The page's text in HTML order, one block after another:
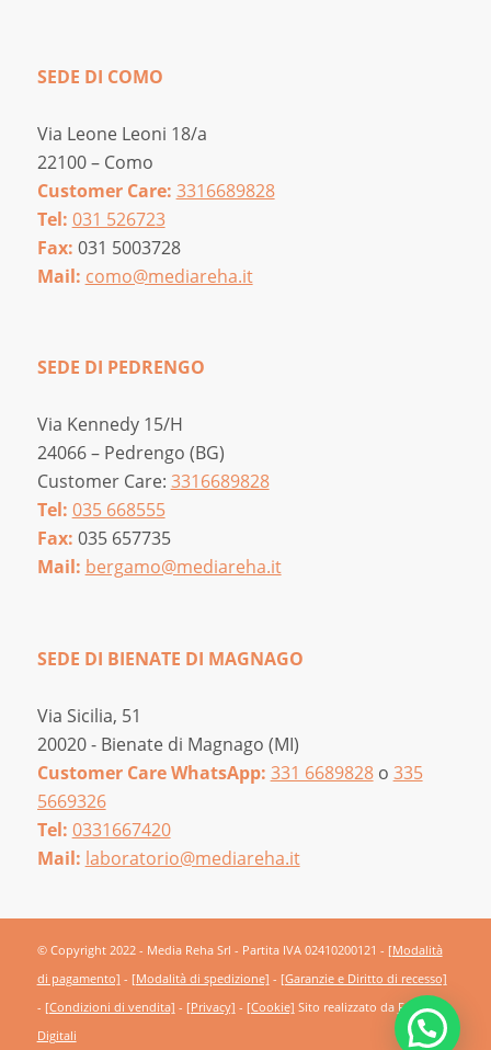
SEDE DI COMO
Via Leone Leoni 18/a
22100 – Como
Customer Care: 3316689828
Tel: 031 526723
Fax: 031 5003728
Mail: como@mediareha.it
SEDE DI PEDRENGO
Via Kennedy 15/H
24066 – Pedrengo (BG)
Customer Care: 3316689828
Tel: 035 668555
Fax: 035 657735
Mail: bergamo@mediareha.it
SEDE DI BIENATE DI MAGNAGO
Via Sicilia, 51
20020 - Bienate di Magnago (MI)
Customer Care WhatsApp: 331 6689828o 335
5669326
Tel: 0331667420
Mail: laboratorio@mediareha.it
© Copyright 2022 - Media Reha Srl - Partita IVA 02410200121 - [Modalità
di pagamento] - [Modalità di spedizione] - [Garanzie e Diritto di recesso]
- [Condizioni di vendita] - [Privacy] - [Cookie] Sito realizzato da Frutti
Digitali